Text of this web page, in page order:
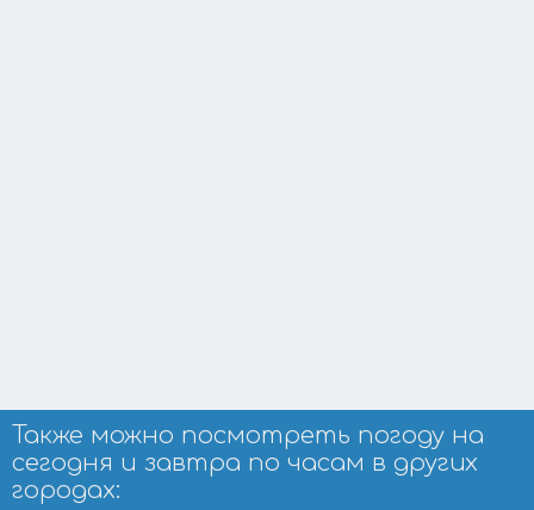
Также можно посмотреть погоду на
сегодня и завтра по часам в других
городах: